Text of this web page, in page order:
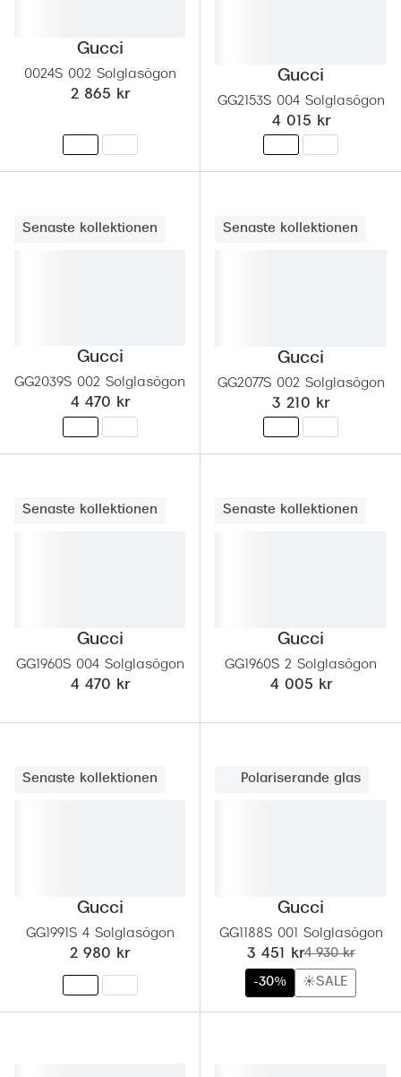
Emporio
Dolce &
Prada
Gucci
0024S 002 Solglasögon
2 865 kr
Gucci
GG2153S 004 Solglasögon
4 015 kr
Senaste kollektionen
Gucci
GG2039S 002 Solglasögon
4 470 kr
Senaste kollektionen
Gucci
GG2077S 002 Solglasögon
3 210 kr
Senaste kollektionen
Gucci
GG1960S 004 Solglasögon
4 470 kr
Senaste kollektionen
Gucci
GG1960S 2 Solglasögon
4 005 kr
Senaste kollektionen
Gucci
GG1991S 4 Solglasögon
2 980 kr
Polariserande glas
Gucci
GG1188S 001 Solglasögon
nu:
3 451 krtidigare pris:
4 930 kr
-30% ☀️SALE